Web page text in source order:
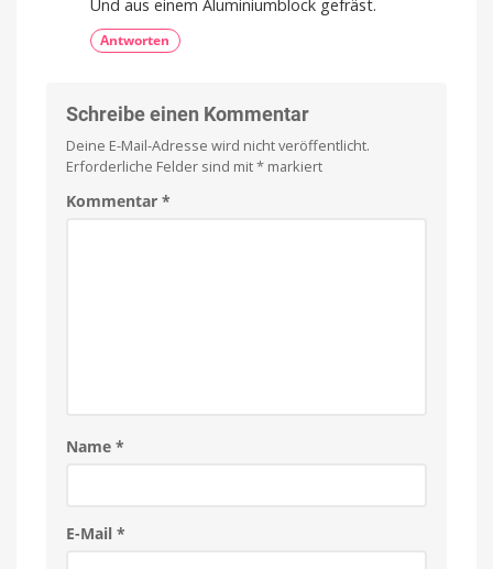
Und aus einem Aluminiumblock gefräst.
Antworten
Schreibe einen Kommentar
Deine E-Mail-Adresse wird nicht veröffentlicht.
Erforderliche Felder sind mit* markiert
Kommentar *
Name *
E-Mail *